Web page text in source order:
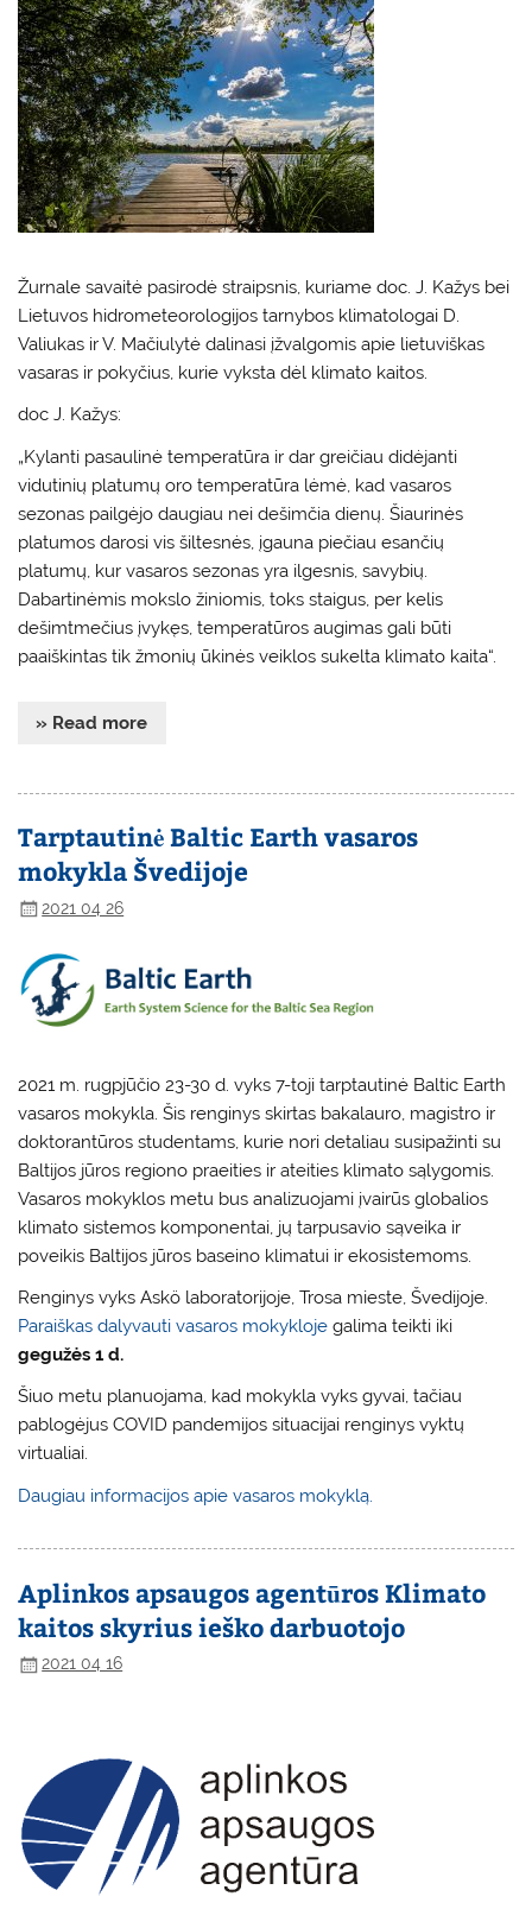
Žurnale savaitė pasirodė straipsnis, kuriame doc. J. Kažys bei
Lietuvos hidrometeorologijos tarnybos klimatologai D.
Valiukas ir V. Mačiulytė dalinasi įžvalgomis apie lietuviškas
vasaras ir pokyčius, kurie vyksta dėl klimato kaitos.
doc J. Kažys:
„Kylanti pasaulinė temperatūra ir dar greičiau didėjanti
vidutinių platumų oro temperatūra lėmė, kad vasaros
sezonas pailgėjo daugiau nei dešimčia dienų. Šiaurinės
platumos darosi visšiltesnės, įgauna piečiau esančių
platumų, kur vasaros sezonas yra ilgesnis, savybių.
Dabartinėmis mokslo žiniomis, toks staigus, per kelis
dešimtmečius įvykęs,temperatūros augimas gali būti
paaiškintas tik žmonių ūkinėsveiklos sukelta klimato kaita“.
» Read more
Tarptautinė Baltic Earth vasaros
mokykla Švedijoje
2021 04 26
2021 m. rugpjūčio 23-30 d. vyks 7-toji tarptautinė Baltic Earth
vasaros mokykla. Šis renginys skirtas bakalauro, magistro ir
doktorantūros studentams, kurie nori detaliau susipažinti su
Baltijos jūros regiono praeities ir ateities klimato sąlygomis.
Vasaros mokyklos metu bus analizuojami įvairūs globalios
klimato sistemos komponentai, jų tarpusavio sąveika ir
poveikis Baltijos jūros baseino klimatui ir ekosistemoms.
Renginys vyks Askö laboratorijoje, Trosa mieste, Švedijoje.
Paraiškas dalyvauti vasaros mokykloje galima teikti iki
gegužės 1 d.
Šiuo metu planuojama, kad mokykla vyks gyvai, tačiau
pablogėjus COVID pandemijos situacijai renginys vyktų
virtualiai.
Daugiau informacijos apie vasaros mokyklą.
Aplinkos apsaugos agentūros Klimato
kaitos skyrius ieško darbuotojo
2021 04 16